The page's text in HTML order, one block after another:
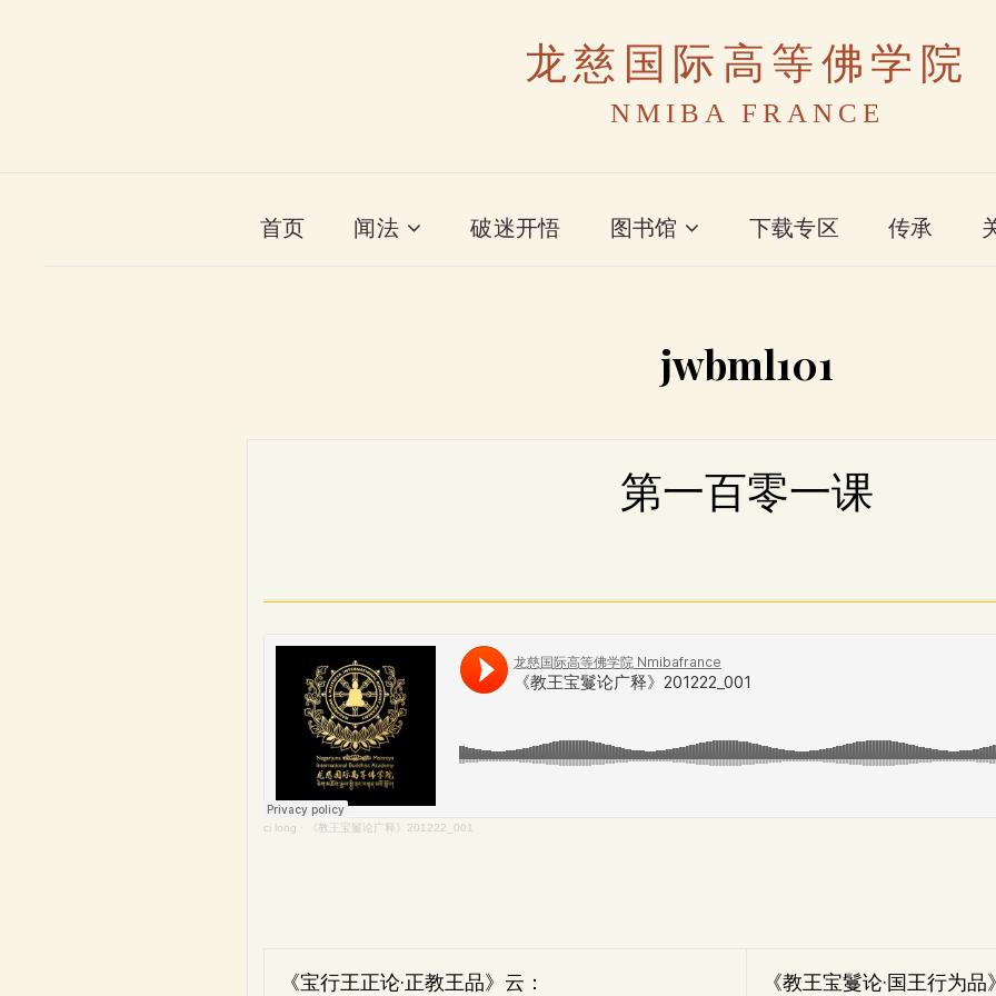
龙慈国际高等佛学院
NMIBA FRANCE
首页 闻法 破迷开悟 图书馆 下载专区 传承
jwbml101
第一百零一课
ci long · 《教王宝鬘论广释》201222_001
《宝行王正论·正教王品》云： 《教王宝鬘论·国王行为